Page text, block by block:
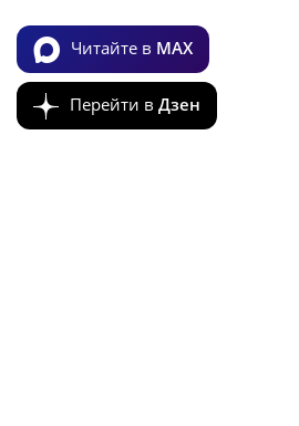
Читайте в MAX
Перейти в Дзен